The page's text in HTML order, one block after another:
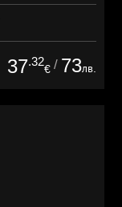
37.32
€ / 73лв.